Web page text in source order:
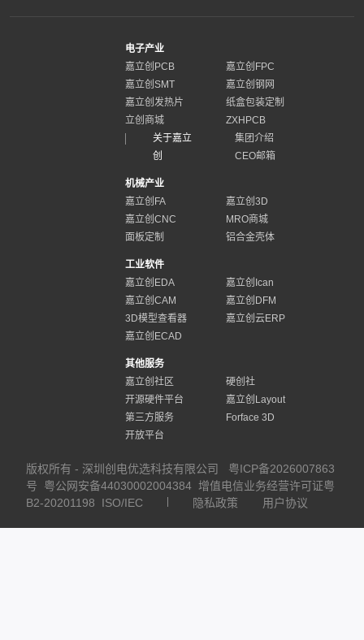
电子产业
嘉立创PCB
嘉立创FPC
嘉立创SMT
嘉立创钢网
嘉立创发热片
纸盒包装定制
立创商城
ZXHPCB
关于嘉立
创
集团介绍
CEO邮箱
机械产业
嘉立创FA
嘉立创3D
嘉立创CNC
MRO商城
面板定制
铝合金壳体
工业软件
嘉立创EDA
嘉立创Ican
嘉立创CAM
嘉立创DFM
3D模型查看器
嘉立创云ERP
嘉立创ECAD
其他服务
嘉立创社区
硬创社
开源硬件平台
嘉立创Layout
第三方服务
Forface 3D
开放平台
版权所有 - 深圳创电优选科技有限公司
粤ICP备2026007863
号
粤公网安备44030002004384 增值电信业务经营许可证粤
B2-20201198
ISO/IEC 隐私政策 用户协议